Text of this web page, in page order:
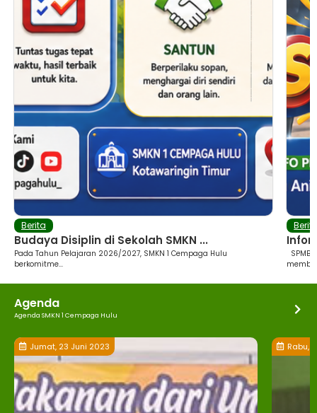
Berita
Budaya Disiplin di Sekolah SMKN ...
Pada Tahun Pelajaran 2026/2027, SMKN 1 Cempaga Hulu
berkomitme...
SPMB
Agenda
Agenda SMKN 1 Cempaga Hulu
Jumat, 23 Juni 2023 Rabu,